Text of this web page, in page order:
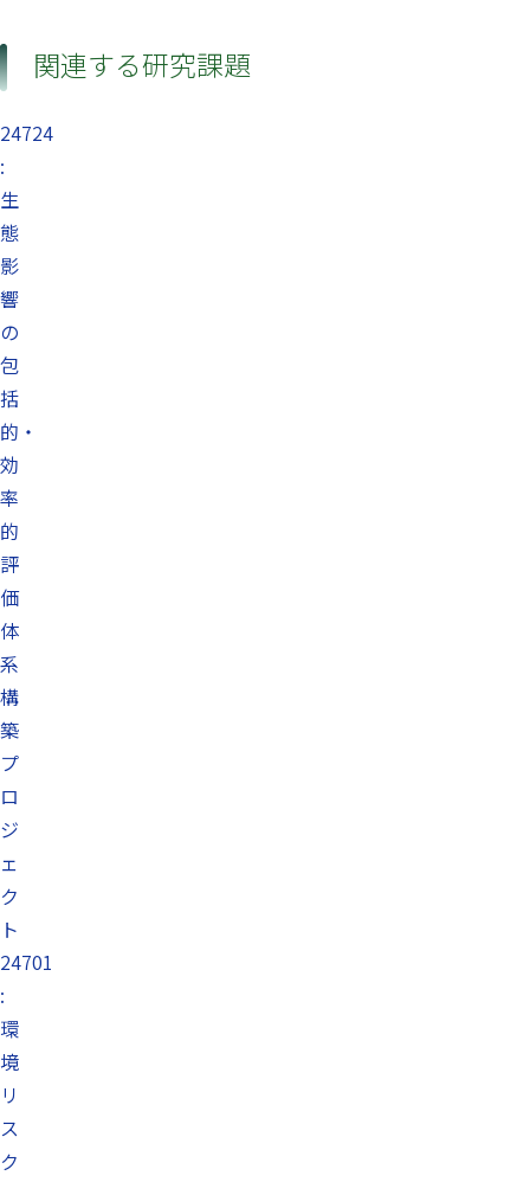
関連する研究課題
24724
:
生
態
影
響
の
包
括
的・
効
率
的
評
価
体
系
構
築
プ
ロ
ジ
ェ
ク
ト
24701
:
環
境
リ
ス
ク